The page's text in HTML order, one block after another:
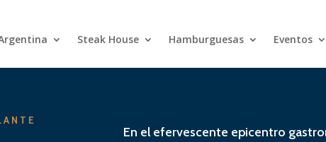
Steak House Hamburguesas Eventos
En el efervescente epicentro